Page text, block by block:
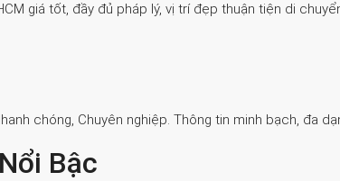
giá tốt, đầy đủ pháp lý, vị trí đẹp thuận tiện di
chóng, Chuyên nghiệp. Thông tin minh bạch, đa
Bậc